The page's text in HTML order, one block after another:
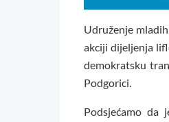
Udruženje
akciji dijeljenja
demokratsku
Podgorici.
Podsjećamo da